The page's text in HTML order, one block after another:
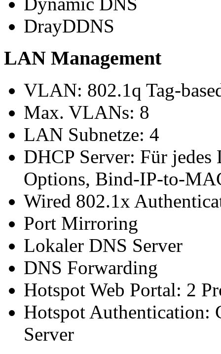
DrayDDNS
LAN Management
VLAN: 802.1q Tag-
Max. VLANs: 8
LAN Subnetze: 4
DHCP Server: Für
Options, Bind-IP-to-
Wired 802.1x
Port Mirroring
Lokaler DNS Server
DNS Forwarding
Hotspot Web Portal: 2
Hotspot Authentication:
Server